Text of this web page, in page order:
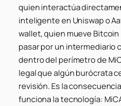
quien interactúa
inteligente en Uniswap o
wallet, quien mueve
pasar por un intermediario
dentro del perímetro de
legal que algún burócrata
revisión. Es la
funciona la tecnología: